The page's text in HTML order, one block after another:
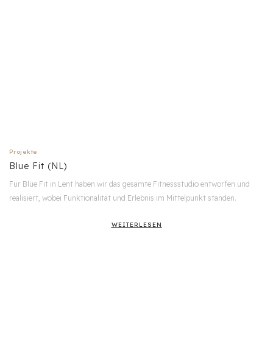
Projekte
Blue Fit (NL)
Für Blue Fit in Lent haben wir das gesamte Fitnessstudio entworfen und
realisiert, wobei Funktionalität und Erlebnis im Mittelpunkt standen.
WEITERLESEN